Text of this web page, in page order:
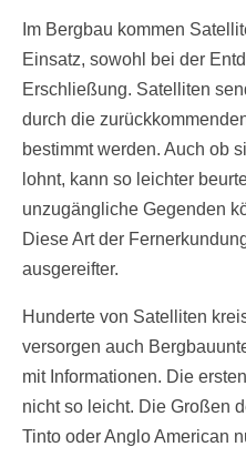
Im Bergbau kommen
Einsatz, sowohl bei der
Erschließung. Satelliten
durch die
bestimmt werden. Auch ob
lohnt, kann so leichter
unzugängliche Gegenden
Diese Art der
ausgereifter.
Hunderte von Satelliten
versorgen auch
mit Informationen. Die
nicht so leicht. Die Großen
Tinto oder Anglo American